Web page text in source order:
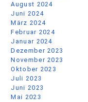
August 2024
Juni 2024
März 2024
Februar 2024
Januar 2024
Dezember 2023
November 2023
Oktober 2023
Juli 2023
Juni 2023
Mai 2023